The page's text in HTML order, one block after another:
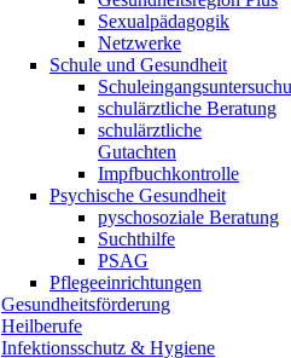
Sexualpädagogik
Netzwerke
Schule und Gesundheit
schulärztliche Beratung
schulärztliche
Gutachten
Impfbuchkontrolle
Psychische Gesundheit
pyschosoziale Beratung
Suchthilfe
PSAG
Pflegeeinrichtungen
Gesundheitsförderung
Heilberufe
Infektionsschutz & Hygiene